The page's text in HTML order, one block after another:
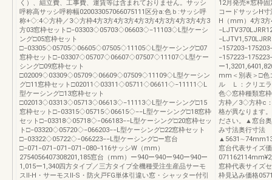
く）、組立費、工事費、運賃等は含まれておりません。サッシ
呼称高サッシ呼称幅020033057066075111区分a:色ｂ:サッシ呼
称+◇:4◇方枠／3◇方枠4方3方4方3方4方3方4方3方4方3方4方3
方03窓枠セット□−03303◇05703◇06603◇−11103◇L型ケーシ
ング□05窓枠セット
□−03305◇05705◇06605◇07505◇11105◇L型ケーシング□07
窓枠セット□−03307◇05707◇06607◇07507◇11107◇L型ケー
シング□09窓枠セット
□02009◇03309◇05709◇06609◇07509◇11109◇L型ケーシン
グ□11窓枠セット□02011◇03311◇05711◇06611◇−11111◇L
型ケーシング□13窓枠セット
□02013◇03313◇05713◇06613◇−11113◇L型ケーシング□15
窓枠セット□−03315◇05715◇06615◇−−L型ケーシング□18窓枠
セット□−03318◇05718◇−066183−−L型ケーシング□20窓枠セッ
ト□−03320◇05720◇−066203−−L型ケーシング□22窓枠セット
□−03322◇05722◇−066223−−L型ケーシング□ー窓台
□−071−071−071−071−080−116サッシW（mm）
2754056407308201,185窓台（mm）ー940ー940ー940ー940ー
1,015ー1,340四方タイプ／三方タイプ全機種受注生産品サーモ
スⅡ-H・サーモスⅡ-S・防火戸FG単体引違い窓・シャッター付引
12月発売※窓枠
コードサッシH
H（mm）4方3
ー
mm＜別表＞□色
ル Ｌ：クリエ
色◇窓枠種類窓
方枠／3◇方枠c
格が異なります
ださい。▲窓台
み寸法奥行寸法
窓台代表サイズ
窓枠代表サイズ
枠見込み価格